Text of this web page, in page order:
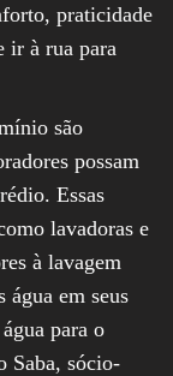
praticidade
ir à rua para
são
possam
Essas
lavadoras e
à lavagem
em seus
para o
Saba, sócio-